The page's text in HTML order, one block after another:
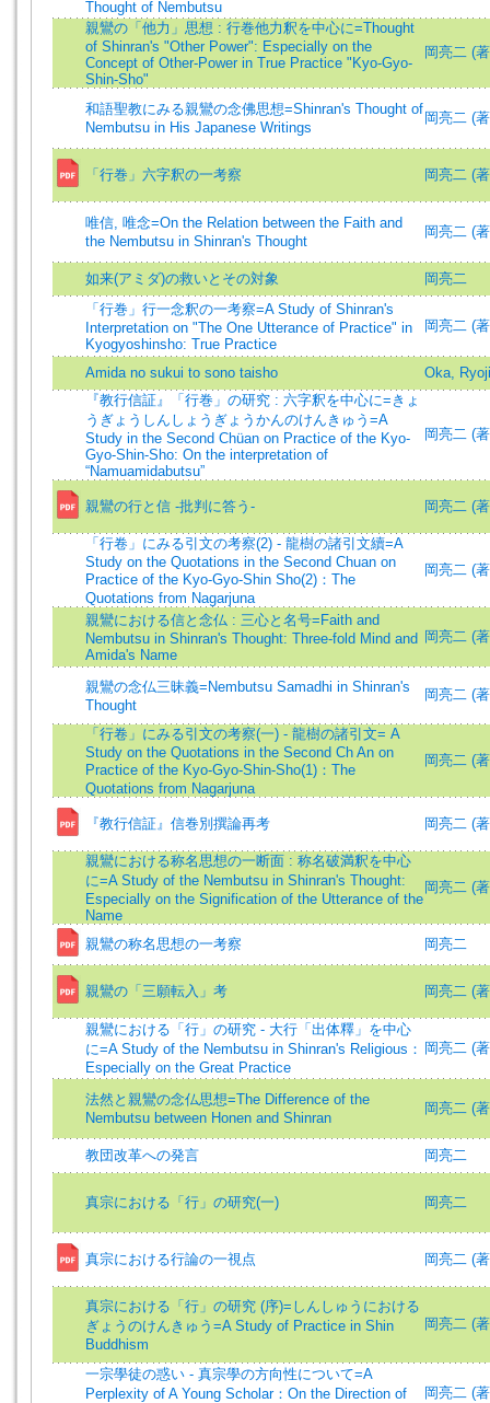
Thought of Nembutsu
親鸞の「他力」思想 : 行巻他力釈を中心に=Thought
of Shinran's "Other Power": Especially on the
Concept of Other-Power in True Practice "Kyo-Gyo-
Shin-Sho"
岡亮二 (
和語聖教にみる親鸞の念佛思想=Shinran's Thought of
Nembutsu in His Japanese Writings
岡亮二 (
「行巻」六字釈の一考察 岡亮二 (
唯信, 唯念=On the Relation between the Faith and
the Nembutsu in Shinran's Thought
岡亮二 (
如来(アミダ)の救いとその対象
岡亮二
「行巻」行一念釈の一考察=A Study of Shinran's
Interpretation on "The One Utterance of Practice" in
Kyogyoshinsho: True Practice
岡亮二 (
Amida no sukui to sono taisho
Oka, Ryoji
『教行信証』「行巻」の研究 : 六字釈を中心に=きょ
うぎょうしんしょうぎょうかんのけんきゅう=A
Study in the Second Chüan on Practice of the Kyo-
Gyo-Shin-Sho: On the interpretation of
“Namuamidabutsu”
岡亮二 (
親鸞の行と信 -批判に答う- 岡亮二 (
「行卷」にみる引文の考察(2) - 龍樹の諸引文續=A
Study on the Quotations in the Second Chuan on
Practice of the Kyo-Gyo-Shin Sho(2)：The
Quotations from Nagarjuna
岡亮二 (
親鸞における信と念仏 : 三心と名号=Faith and
Nembutsu in Shinran's Thought: Three-fold Mind and
Amida's Name
岡亮二 (
親鸞の念仏三昧義=Nembutsu Samadhi in Shinran's
Thought
岡亮二 (
「行卷」にみる引文の考察(一) - 龍樹の諸引文= A
Study on the Quotations in the Second Ch An on
Practice of the Kyo-Gyo-Shin-Sho(1)：The
Quotations from Nagarjuna
岡亮二 (
『教行信証』信巻別撰論再考 岡亮二 (
親鸞における称名思想の一断面 : 称名破満釈を中心
に=A Study of the Nembutsu in Shinran's Thought:
Especially on the Signification of the Utterance of the
Name
岡亮二 (
親鸞の称名思想の一考察 岡亮二
親鸞の「三願転入」考 岡亮二 (
親鸞における「行」の研究 - 大行「出体釋」を中心
に=A Study of the Nembutsu in Shinran's Religious：
Especially on the Great Practice
岡亮二 (
法然と親鸞の念仏思想=The Difference of the
Nembutsu between Honen and Shinran
岡亮二 (
教団改革への発言 岡亮二
真宗における「行」の研究(一) 岡亮二
真宗における行論の一視点 岡亮二 (
真宗における「行」の研究 (序)=しんしゅうにおける
ぎょうのけんきゅう=A Study of Practice in Shin
Buddhism
岡亮二 (
一宗學徒の惑い - 真宗學の方向性について=A
Perplexity of A Young Scholar：On the Direction of
岡亮二 (